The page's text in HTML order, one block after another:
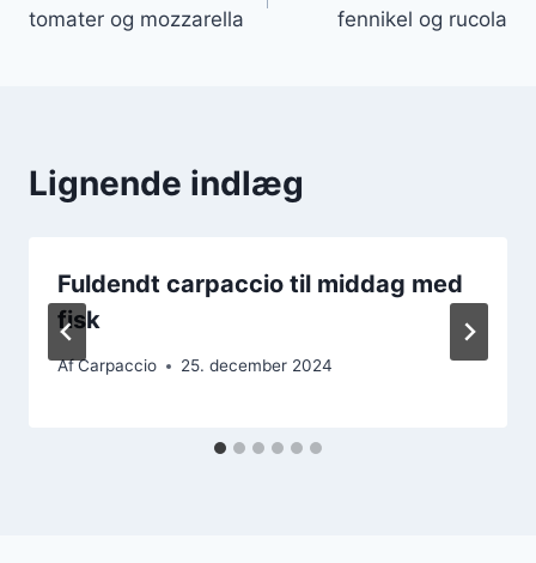
tomater og mozzarella
fennikel og rucola
Lignende indlæg
Fuldendt carpaccio til middag med
fisk
AfCarpaccio 25. december 2024